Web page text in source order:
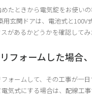
たときから電気錠をお使い
用玄関ドアは、電池式と100V
があるかどうかを確認してみ
フォームした場合
ォームして、その工事が一
気式にする場合は、配線工